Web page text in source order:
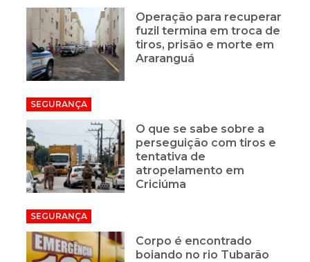
Operação para recuperar
fuzil termina em troca de
tiros, prisão e morte em
Araranguá
SEGURANÇA
O que se sabe sobre a
perseguição com tiros e
tentativa de
atropelamento em
Criciúma
SEGURANÇA
Corpo é encontrado
boiando no rio Tubarão